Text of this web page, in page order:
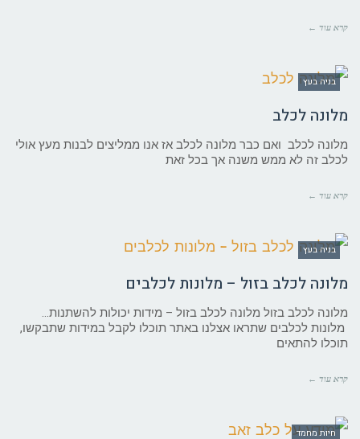
קרא עוד ←
בניה בעץ
מלונה לכלב
מלונה לכלב ואם כבר מלונה לכלב אז אנו ממליצים לבנות מעץ אולי
לכלב זה לא ממש משנה אך בכל זאת
קרא עוד ←
בניה בעץ
מלונה לכלב בזול – מלונות לכלבים
מלונה לכלב בזול מלונה לכלב בזול – מידות יכולות להשתנות…
מלונות לכלבים שתראו אצלנו באתר תוכלו לקבל במידות שתבקשו,
תוכלו להתאים
קרא עוד ←
חיות מחמד